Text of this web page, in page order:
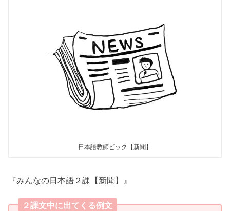
日本語教師ピック【新聞】
『みんなの日本語２課【新聞】』
２課文中に出てくる例文